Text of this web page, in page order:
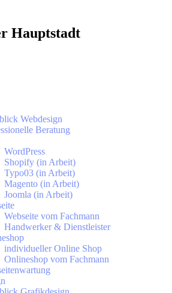
Hauptstadt
Webdesign
Beratung
WordPress
Shopify (in Arbeit)
Typo03 (in Arbeit)
Magento (in Arbeit)
Joomla (in Arbeit)
Webseite vom Fachmann
Handwerker & Dienstleister
individueller Online Shop
Onlineshop vom Fachmann